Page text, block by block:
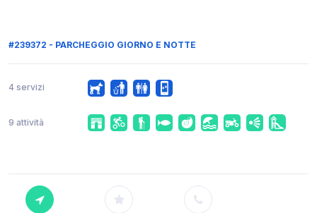
#239372 - PARCHEGGIO GIORNO E NOTTE
4 servizi
9 attività